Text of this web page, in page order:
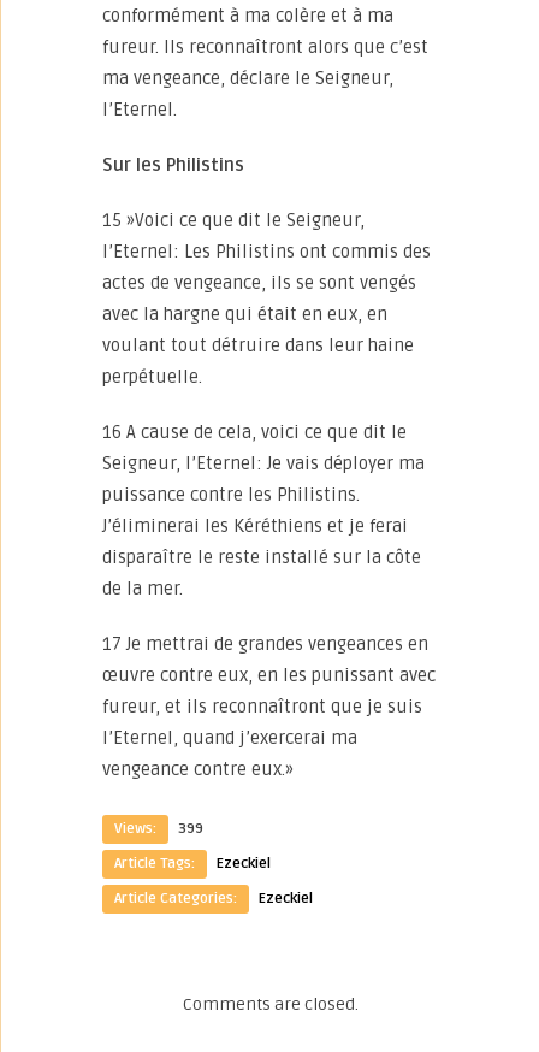
conformément à ma colère et à ma
fureur. Ils reconnaîtront alors que c’est
ma vengeance, déclare le Seigneur,
l’Eternel.
Sur les Philistins
15 »Voici ce que dit le Seigneur,
l’Eternel: Les Philistins ont commis des
actes de vengeance, ils se sont vengés
avec la hargne qui était en eux, en
voulant tout détruire dans leur haine
perpétuelle.
16 A cause de cela, voici ce que dit le
Seigneur, l’Eternel: Je vais déployer ma
puissance contre les Philistins.
J’éliminerai les Kéréthiens et je ferai
disparaître le reste installé sur la côte
de la mer.
17 Je mettrai de grandes vengeances en
œuvre contre eux, en les punissant avec
fureur, et ils reconnaîtront que je suis
l’Eternel, quand j’exercerai ma
vengeance contre eux.»
Views:
399
Article Tags:
Ezeckiel
Article Categories:
Ezeckiel
Comments are closed.